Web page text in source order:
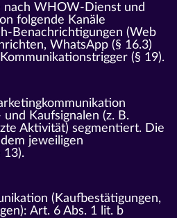
nach WHOW-Dienst und
folgende Kanäle
Benachrichtigungen (Web
WhatsApp (§ 16.3)
(§ 19).
Kaufsignalen (z. B.
Aktivität) segmentiert. Die
jeweiligen
13).
(Kaufbestätigungen,
Art. 6 Abs. 1 lit. b